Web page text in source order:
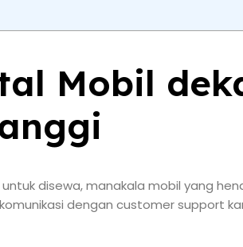
Mobil
disewa, manakala mobil yang
dengan customer support